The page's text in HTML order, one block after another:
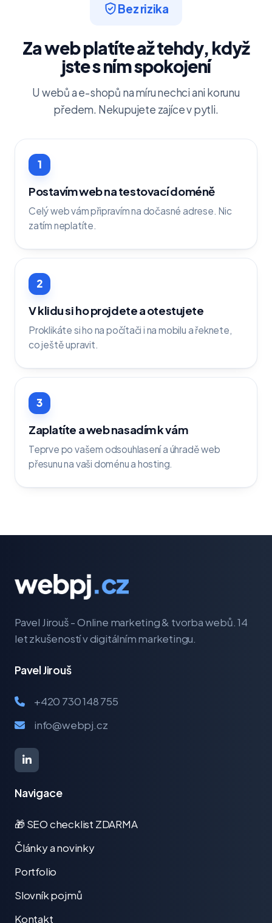
Bez rizika
Za web platíte až tehdy, když
jste s ním spokojení
U webů a e-shopů na míru nechci ani korunu
předem. Nekupujete zajíce v pytli.
1
Postavím web na testovací doméně
Celý web vám připravím na dočasné adrese. Nic
zatím neplatíte.
2
V klidu si ho projdete a otestujete
Proklikáte si ho na počítači i na mobilu a řeknete,
co ještě upravit.
3
Zaplatíte a web nasadím k vám
Teprve po vašem odsouhlasení a úhradě web
přesunu na vaši doménu a hosting.
Pavel Jirouš - Online marketing & tvorba webů. 14
let zkušeností v digitálním marketingu.
Pavel Jirouš
+420 730 148 755
info@webpj.cz
Navigace
🎁 SEO checklist ZDARMA
Články a novinky
Portfolio
Slovník pojmů
Kontakt